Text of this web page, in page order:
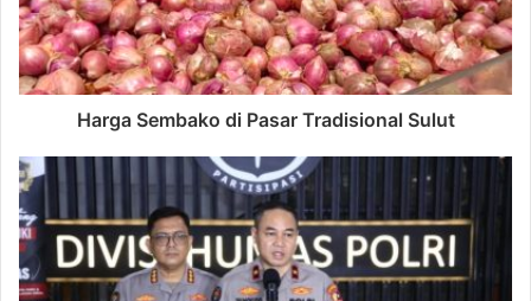
Harga Sembako di Pasar Tradisional Sulut